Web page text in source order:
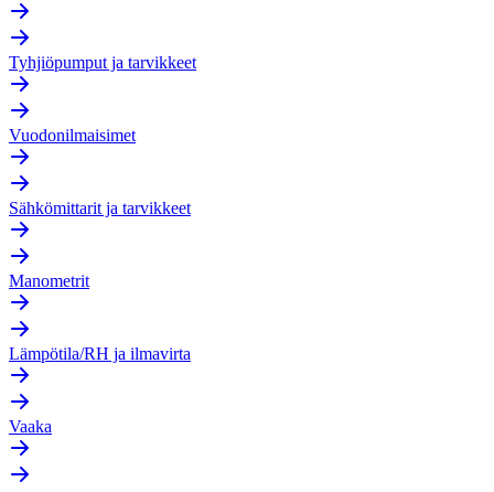
Tyhjiöpumput ja tarvikkeet
Vuodonilmaisimet
Sähkömittarit ja tarvikkeet
Manometrit
Lämpötila/RH ja ilmavirta
Vaaka